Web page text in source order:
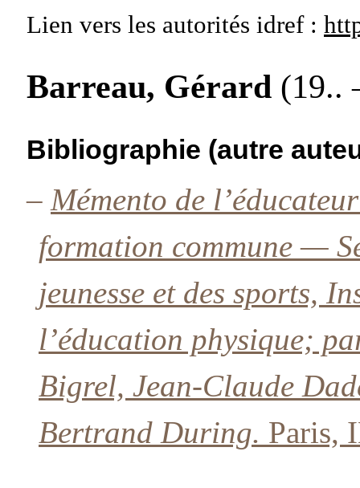
Lien vers les autorités idref :
Barreau, Gérard (19..
Bibliographie (autre
– Mémento de
formation commune —
jeunesse et des sports,
l’éducation physique;
Bigrel, Jean-Claude
Bertrand During. Paris,